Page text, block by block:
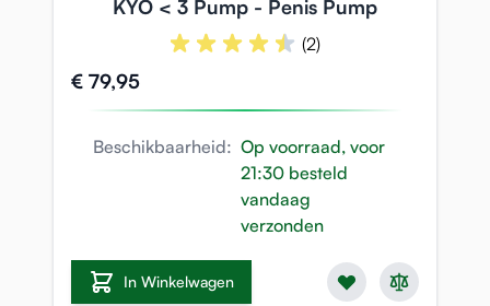
KYO < 3 Pump - Penis Pump
(2)
€ 79,95
Beschikbaarheid: Op voorraad, voor
21:30 besteld
vandaag
verzonden
In Winkelwagen